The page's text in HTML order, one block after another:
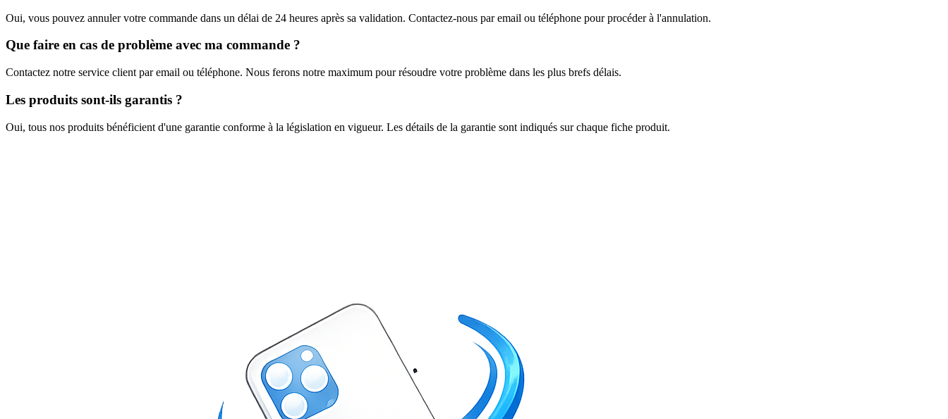
Oui, vous pouvez annuler votre commande dans un délai de 24 heures après sa validation. Contactez-nous par email ou téléphone pour procéder à l'annulation.
Que faire en cas de problème avec ma commande ?
Contactez notre service client par email ou téléphone. Nous ferons notre maximum pour résoudre votre problème dans les plus brefs délais.
Les produits sont-ils garantis ?
Oui, tous nos produits bénéficient d'une garantie conforme à la législation en vigueur. Les détails de la garantie sont indiqués sur chaque fiche produit.